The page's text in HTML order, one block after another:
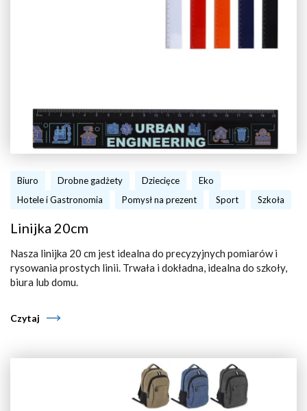
Biuro Drobne gadżety Dziecięce
Eko
Hotele i Gastronomia
Pomysł na prezent Sport Szkoła
Linijka 20cm
Nasza linijka 20 cm jest idealna do precyzyjnych pomiarów i
rysowania prostych linii. Trwała i dokładna, idealna do szkoły,
biura lub domu.
Czytaj